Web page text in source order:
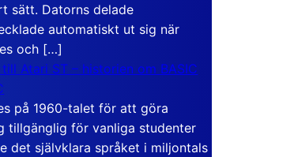
sätt. Datorns delade
automatiskt ut sig när
och […]
Atari ST – historien om BASIC
på 1960-talet för att göra
tillgänglig för vanliga studenter
det självklara språket i miljontals